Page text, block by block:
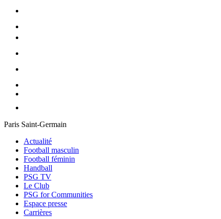
Paris Saint-Germain
Actualité
Football masculin
Football féminin
Handball
PSG TV
Le Club
PSG for Communities
Espace presse
Carrières